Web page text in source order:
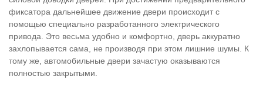
фиксатора дальнейшее движение двери происходит с
помощью специально разработанного электрического
привода. Это весьма удобно и комфортно, дверь аккуратно
захлопывается сама, не производя при этом лишние шумы. К
тому же, автомобильные двери зачастую оказываются
полностью закрытыми.